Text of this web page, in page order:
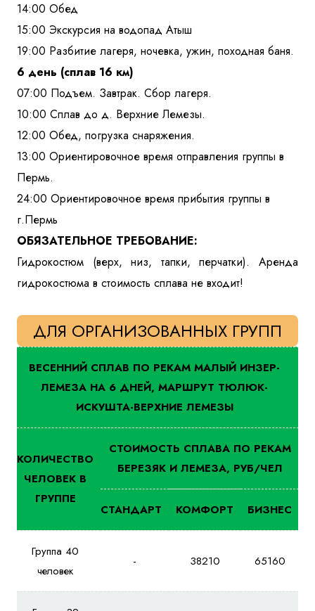
14:00 Обед
15:00 Экскурсия на водопад Атыш
19:00 Разбитие лагеря, ночевка, ужин, походная баня.
6 день (сплав 16 км)
07:00 Подъем. Завтрак. Сбор лагеря.
10:00 Сплав до д. Верхние Лемезы.
12:00 Обед, погрузка снаряжения.
13:00 Ориентировочное время отправления группы в
Пермь.
24:00 Ориентировочное время прибытия группы в
г.Пермь
ОБЯЗАТЕЛЬНОЕ ТРЕБОВАНИЕ:
Гидрокостюм (верх, низ, тапки, перчатки). Аренда
гидрокостюма в стоимость сплава не входит!
ДЛЯ ОРГАНИЗОВАННЫХ ГРУПП
ВЕСЕННИЙ СПЛАВ ПО РЕКАМ МАЛЫЙ ИНЗЕР-
ЛЕМЕЗА НА 6 ДНЕЙ, МАРШРУТ ТЮЛЮК-
ИСКУШТА-ВЕРХНИЕ ЛЕМЕЗЫ
КОЛИЧЕСТВО
ЧЕЛОВЕК В
ГРУППЕ
СТОИМОСТЬ СПЛАВА ПО РЕКАМ
БЕРЕЗЯК И ЛЕМЕЗА, РУБ/ЧЕЛ
СТАНДАРТ КОМФОРТ БИЗНЕС
Группа 40
человек
- 38210 65160